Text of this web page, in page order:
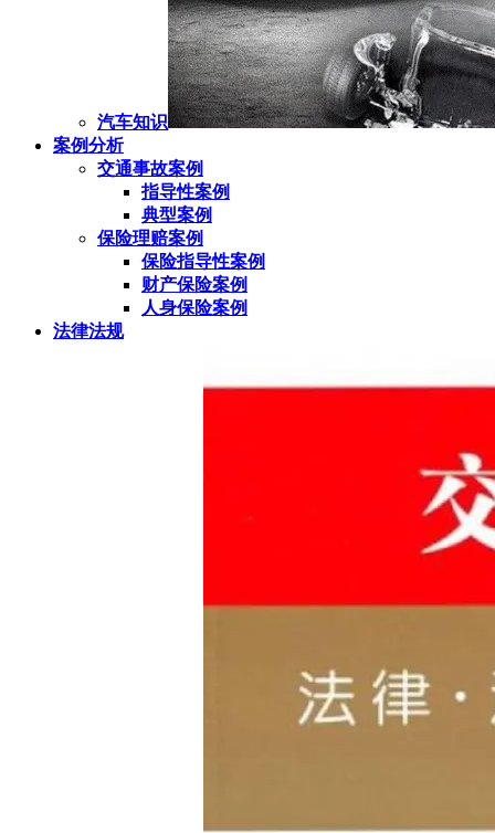
汽车知识
案例分析
交通事故案例
指导性案例
典型案例
保险理赔案例
保险指导性案例
财产保险案例
人身保险案例
法律法规